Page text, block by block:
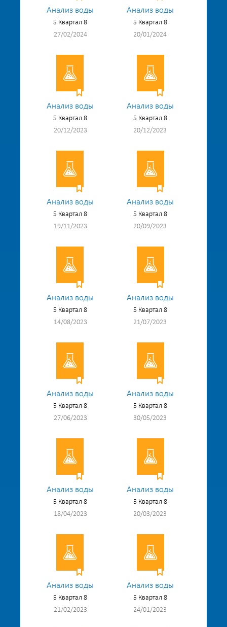
Анализ воды
5 Квартал 8
27/02/2024
Анализ воды
5 Квартал 8
20/01/2024
Анализ воды
5 Квартал 8
20/12/2023
Анализ воды
5 Квартал 8
20/12/2023
Анализ воды
5 Квартал 8
19/11/2023
Анализ воды
5 Квартал 8
20/09/2023
Анализ воды
5 Квартал 8
14/08/2023
Анализ воды
5 Квартал 8
21/07/2023
Анализ воды
5 Квартал 8
27/06/2023
Анализ воды
5 Квартал 8
30/05/2023
Анализ воды
5 Квартал 8
18/04/2023
Анализ воды
5 Квартал 8
20/03/2023
Анализ воды
5 Квартал 8
21/02/2023
Анализ воды
5 Квартал 8
24/01/2023